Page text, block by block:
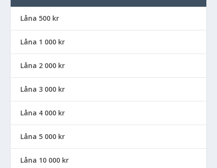
Låna 500 kr
Låna 1 000 kr
Låna 2 000 kr
Låna 3 000 kr
Låna 4 000 kr
Låna 5 000 kr
Låna 10 000 kr